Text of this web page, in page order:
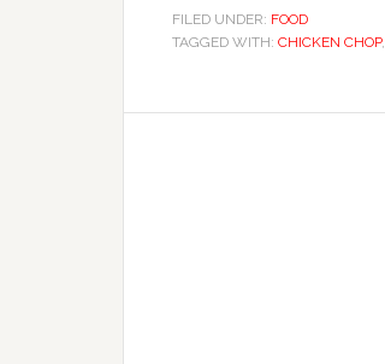
FILED UNDER: FOOD
TAGGED WITH: CHICKEN CHOP,